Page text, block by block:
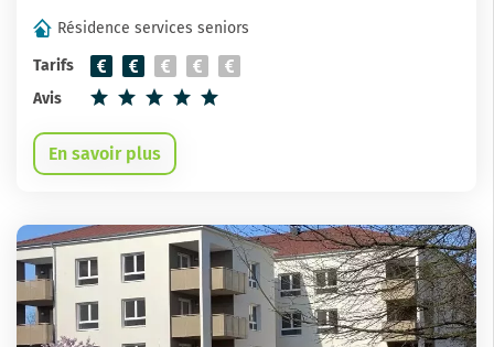
Résidence services seniors
Tarifs
Avis
En savoir plus